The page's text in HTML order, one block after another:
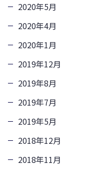
2020年5月
2020年4月
2020年1月
2019年12月
2019年8月
2019年7月
2019年5月
2018年12月
2018年11月